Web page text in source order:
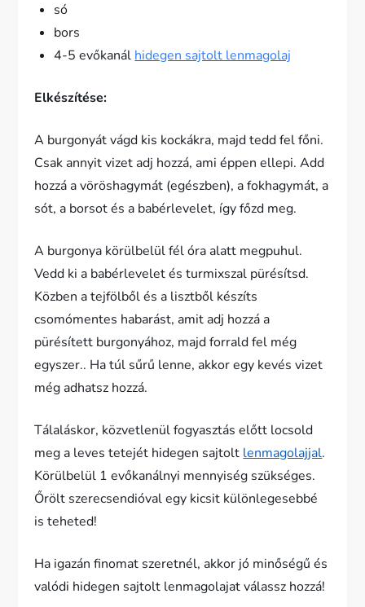
só
bors
4-5 evőkanálhidegen sajtolt lenmagolaj
Elkészítése:
A burgonyát vágd kis kockákra, majd tedd fel főni.
Csak annyit vizet adj hozzá, ami éppen ellepi. Add
hozzá a vöröshagymát (egészben), a fokhagymát, a
sót, a borsot és a babérlevelet, így főzd meg.
A burgonya körülbelül fél óra alatt megpuhul.
Vedd ki a babérlevelet és turmixszal pürésítsd.
Közben a tejfölből és a lisztből készíts
csomómentes habarást, amit adj hozzá a
pürésített burgonyához, majd forrald fel még
egyszer.. Ha túl sűrű lenne, akkor egy kevés vizet
még adhatsz hozzá.
Tálaláskor, közvetlenül fogyasztás előtt locsold
meg a leves tetejét hidegen sajtoltlenmagolajjal.
Körülbelül 1 evőkanálnyi mennyiség szükséges.
Őrölt szerecsendióval egy kicsit különlegesebbé
is teheted!
Ha igazán finomat szeretnél, akkor jó minőségű és
valódi hidegen sajtolt lenmagolajat válassz hozzá!